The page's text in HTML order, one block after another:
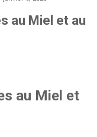
au Miel et au
au Miel et